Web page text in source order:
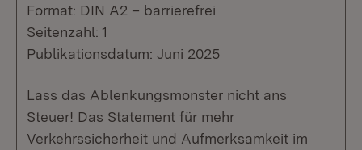
Format: DIN A2 – barrierefrei
Seitenzahl: 1
Publikationsdatum: Juni 2025
Lass das Ablenkungsmonster nicht ans
Steuer! Das Statement für mehr
Verkehrssicherheit und Aufmerksamkeit im